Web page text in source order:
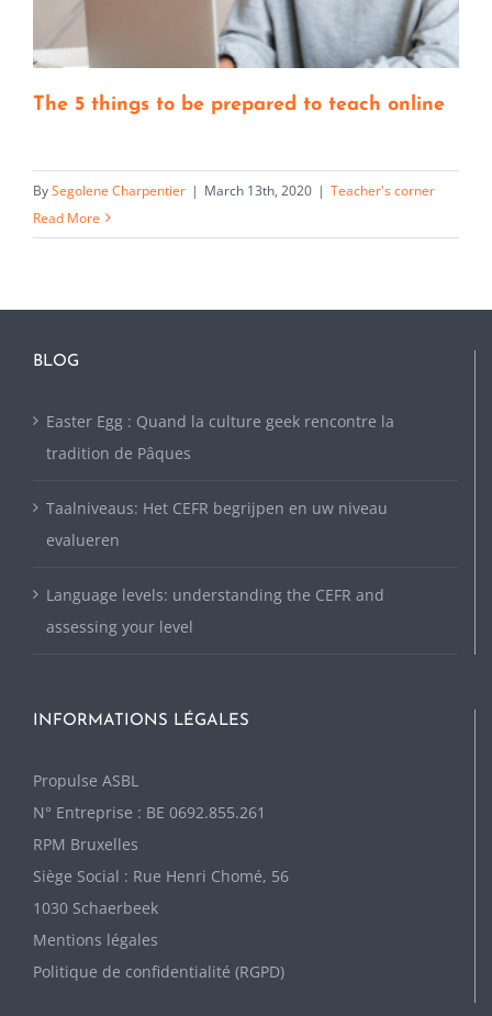
The 5 things to be prepared to teach online
BySegolene Charpentier | March 13th, 2020 | Teacher's corner
Read More
BLOG
Easter Egg : Quand la culture geek rencontre la
tradition de Pâques
Taalniveaus: Het CEFR begrijpen en uw niveau
evalueren
Language levels: understanding the CEFR and
assessing your level
INFORMATIONS LÉGALES
Propulse ASBL
N° Entreprise : BE 0692.855.261
RPM Bruxelles
Siège Social : Rue Henri Chomé, 56
1030 Schaerbeek
Mentions légales
Politique de confidentialité (RGPD)